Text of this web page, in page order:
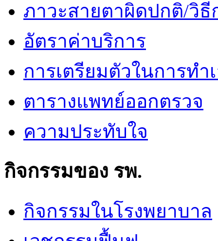
ภาวะสายตาผิดปกติ/วิธี
อัตราค่าบริการ
การเตรียมตัวในการทำ
ตารางแพทย์ออกตรวจ
ความประทับใจ
กิจกรรมของ รพ.
กิจกรรมในโรงพยาบาล